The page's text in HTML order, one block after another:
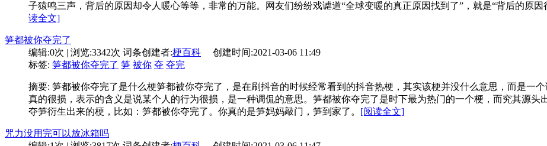
子猿鸣三声，背后的原因却令人暖心等等，非常的万能。网友们纷纷戏谑道“全球变暖的真正原因找到了”，就是“背后的原
读全文]
笋都被你夺完了
编辑:0次 | 浏览:3342次 词条创建者:梗百科 创建时间:2021-03-06 11:49
标签: 笋都被你夺完了 笋 被你 夺 夺完
摘要: 笋都被你夺完了是什么梗笋都被你夺完了，是在刷抖音的时候经常看到的抖音热梗，其实该梗并没什么意思，而是一
真的很损，表示的含义是说某个人的行为很损，是一种调侃的意思。笋都被你夺完了是时下最为热门的一个梗，而究其源
夺笋衍生出来的梗，比如：笋都被你夺完了。你真的是笋妈妈敲门，笋到家了。 [阅读全文]
咒力没用完可以放冰箱吗